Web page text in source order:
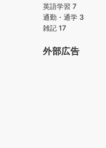
英語学習 7
通勤・通学 3
雑記 17
外部広告